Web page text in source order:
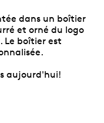
dans un boîtier
et orné du logo
Le boîtier est
aujourd'hui!